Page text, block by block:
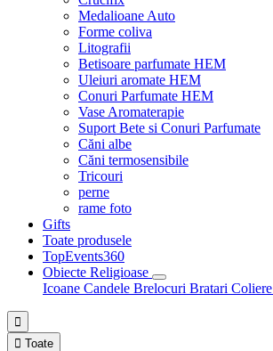
Medalioane Auto
Forme coliva
Litografii
Betisoare parfumate HEM
Uleiuri aromate HEM
Conuri Parfumate HEM
Vase Aromaterapie
Suport Bete si Conuri Parfumate
Căni albe
Căni termosensibile
Tricouri
perne
rame foto
Gifts
Toate produsele
TopEvents360
Obiecte Religioase
Icoane Candele Brelocuri Bratari Coliere

 Toate